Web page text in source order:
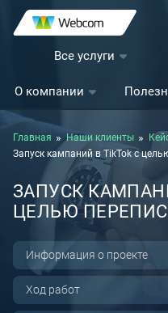
Все услуги
О компании
Главная Наши клиенты
Запуск кампаний в TikTok с
ЗАПУСК
ЦЕЛЬЮ
Информация о проекте
Ход работ